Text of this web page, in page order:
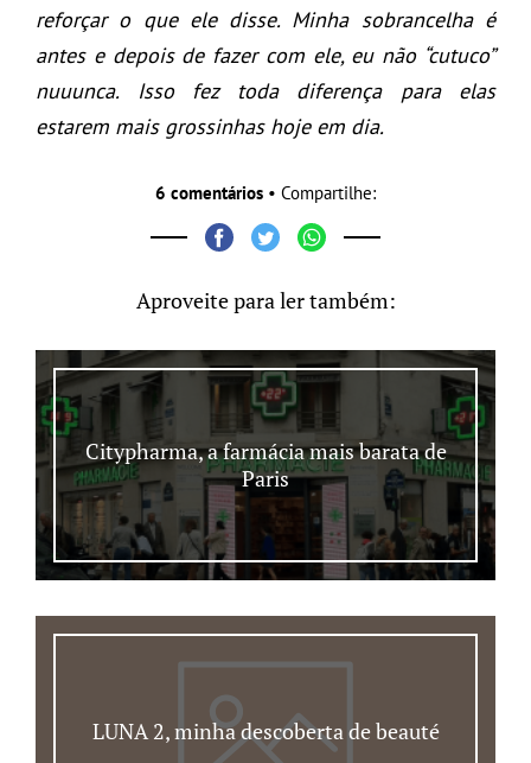
reforçar o que ele disse. Minha sobrancelha é
antes e depois de fazer com ele, eu não “cutuco”
nuuunca. Isso fez toda diferença para elas
estarem mais grossinhas hoje em dia.
6 comentários • Compartilhe:
Aproveite para ler também:
Citypharma, a farmácia mais barata de
Paris
LUNA 2, minha descoberta de beauté